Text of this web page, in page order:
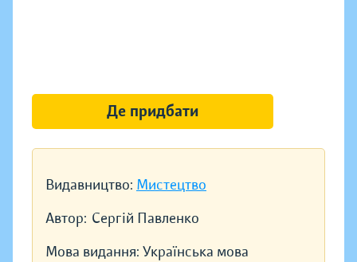
Видавництво: Мистецтво
Автор: Сергій Павленко
Мова видання: Українська мова
Де придбати